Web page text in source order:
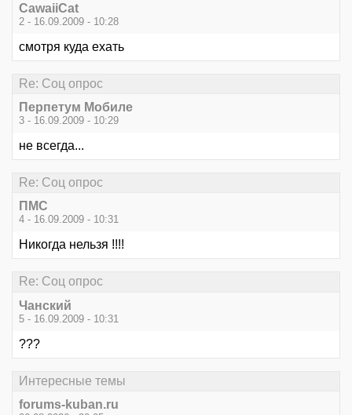
CawaiiCat
2 - 16.09.2009 - 10:28
смотря куда ехать
Re: Соц опрос
Перпетум Мобиле
3 - 16.09.2009 - 10:29
не всегда...
Re: Соц опрос
ПМС
4 - 16.09.2009 - 10:31
Никогда нельзя !!!!
Re: Соц опрос
Чанский
5 - 16.09.2009 - 10:31
???
Интересные темы
forums-kuban.ru